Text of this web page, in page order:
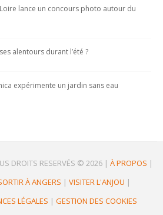
lance un concours photo autour du
alentours durant l’été ?
expérimente un jardin sans eau
DROITS RESERVÉS © 2026| À PROPOS |
À ANGERS | VISITER L'ANJOU |
LÉGALES | GESTION DES COOKIES